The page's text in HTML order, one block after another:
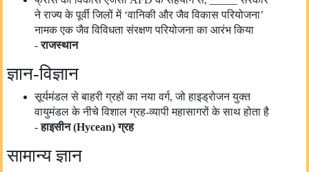
ने राज्य के पूर्वी जिलों में ‘वानिकी और जैव विकास परियोजना’
नामक एक जैव विविधता संरक्षण परियोजना का आरंभ किया
- राजस्थान
ज्ञान-विज्ञान
सूर्यमंडल से बाहरी ग्रहों का नया वर्ग, जो हाइड्रोजन युक्त
वायुमंडल के नीचे विशाल ग्रह-व्यापी महासागरों के साथ होता है
- हाइसीन (Hycean) ग्रह
सामान्य ज्ञान